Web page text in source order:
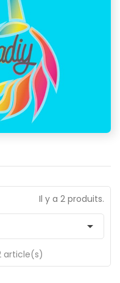
Il y a 2 produits.

article(s)